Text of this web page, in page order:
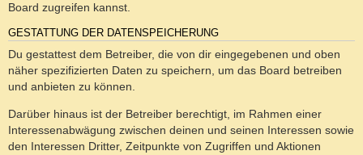
Board zugreifen kannst.
GESTATTUNG DER DATENSPEICHERUNG
Du gestattest dem Betreiber, die von dir eingegebenen und oben
näher spezifizierten Daten zu speichern, um das Board betreiben
und anbieten zu können.
Darüber hinaus ist der Betreiber berechtigt, im Rahmen einer
Interessenabwägung zwischen deinen und seinen Interessen sowie
den Interessen Dritter, Zeitpunkte von Zugriffen und Aktionen